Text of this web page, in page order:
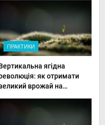
ПРАКТИКИ
ягідна
як отримати
врожай на